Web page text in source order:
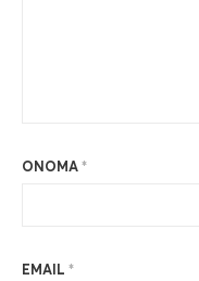
ΌΝΟΜΑ *
EMAIL *